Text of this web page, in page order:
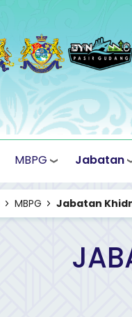
MBPG Jabatan
MBPG Jabatan